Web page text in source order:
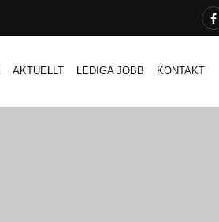
AKTUELLT LEDIGA JOBB KONTAKT